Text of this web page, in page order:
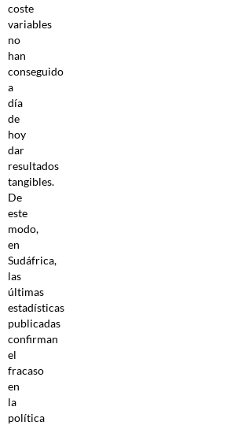
coste
variables
no
han
conseguido
a
día
de
hoy
dar
resultados
tangibles.
De
este
modo,
en
Sudáfrica,
las
últimas
estadísticas
publicadas
confirman
el
fracaso
en
la
política